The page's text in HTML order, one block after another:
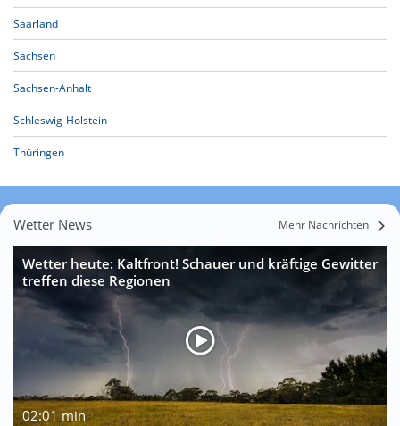
Saarland
Sachsen
Sachsen-Anhalt
Schleswig-Holstein
Thüringen
Wetter News Mehr Nachrichten
Wetter heute: Kaltfront! Schauer und kräftige Gewitter
treffen diese Regionen
02:01 min